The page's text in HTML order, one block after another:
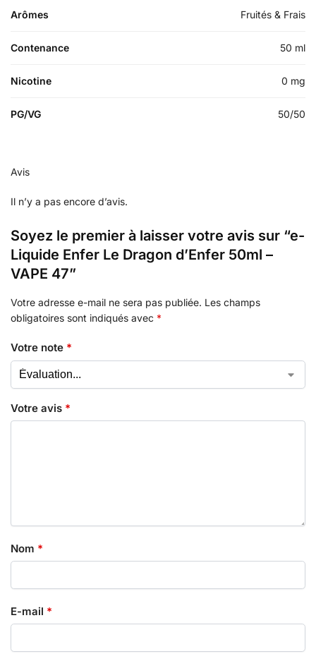
Arômes Fruités & Frais
Contenance 50 ml
Nicotine 0 mg
PG/VG 50/50
Avis
Il n’y a pas encore d’avis.
Soyez le premier à laisser votre avis sur “e-
Liquide Enfer Le Dragon d’Enfer 50ml –
VAPE 47”
Votre adresse e-mail ne sera pas publiée. Les champs
obligatoires sont indiqués avec *
Votre note *
Votre avis *
Nom *
E-mail *